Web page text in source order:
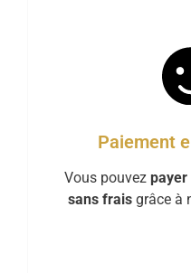
Paiement
Vous pouvez payer
sans frais grâce à